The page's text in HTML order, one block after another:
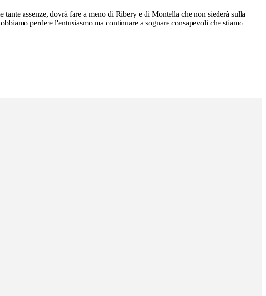
tante assenze, dovrà fare a meno di Ribery e di Montella che non siederà sulla
perdere l'entusiasmo ma continuare a sognare consapevoli che stiamo